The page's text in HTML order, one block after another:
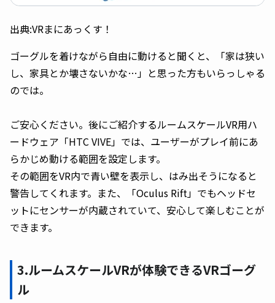
出典:VRまにあっくす！
ゴーグルを着けながら自由に動けると聞くと、「家は狭い
し、家具とか壊さないかな…」と思った方もいらっしゃる
のでは。
ご安心ください。後にご紹介するルームスケールVR用ハ
ードウェア「HTC VIVE」では、ユーザーがプレイ前にあ
らかじめ動ける範囲を設定します。
その範囲をVR内で青い壁を表示し、はみ出そうになると
警告してくれます。また、「Oculus Rift」でもヘッドセ
ットにセンサーが内蔵されていて、安心して楽しむことが
できます。
3.ルームスケールVRが体験できるVRゴーグ
ル